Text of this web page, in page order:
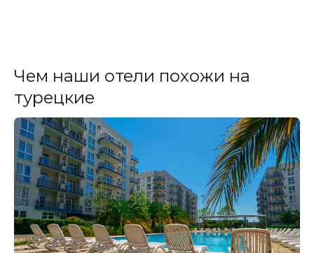
Чем наши отели похожи на
турецкие